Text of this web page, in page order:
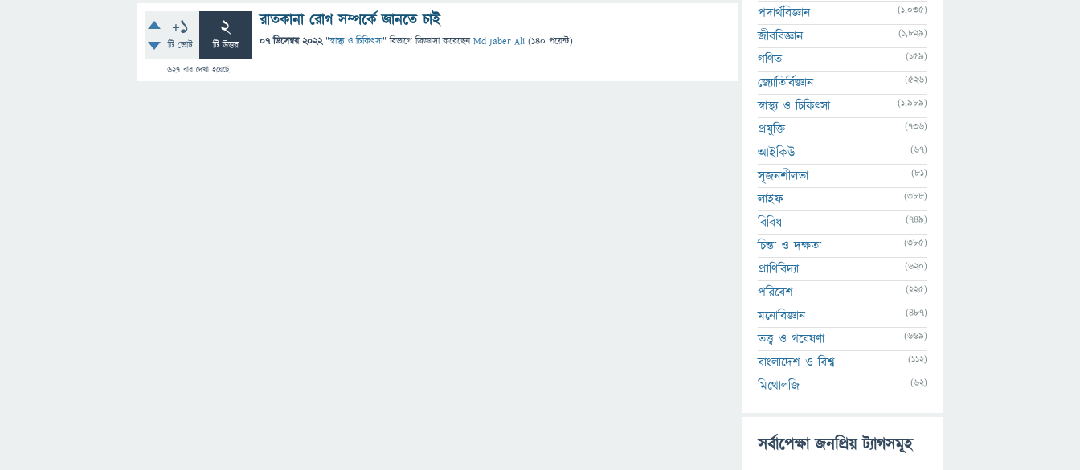
+1
টি ভোট
2
টি উত্তর
627 বার দেখা হয়েছে
রাতকানা রোগ সম্পর্কে জানতে চাই
07 ডিসেম্বর 2022 "স্বাস্থ্য ও চিকিৎসা" বিভাগে জিজ্ঞাসাকরেছেনMd Jaber Ali (140 পয়েন্ট)
পদার্থবিজ্ঞান (1,035)
জীববিজ্ঞান (1,829)
গণিত (159)
জ্যোতির্বিজ্ঞান (526)
স্বাস্থ্য ও চিকিৎসা (1,989)
প্রযুক্তি (736)
আইকিউ (67)
সৃজনশীলতা (81)
লাইফ (388)
বিবিধ (749)
চিন্তা ও দক্ষতা (385)
প্রাণিবিদ্যা (620)
পরিবেশ (225)
মনোবিজ্ঞান (487)
তত্ত্ব ও গবেষণা (669)
বাংলাদেশ ও বিশ্ব (112)
মিথোলজি (62)
সর্বাপেক্ষা জনপ্রিয় ট্যাগসমূহ